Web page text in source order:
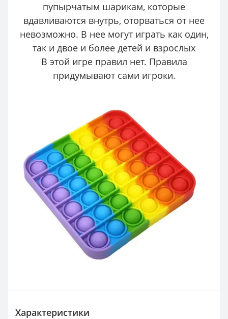
пупырчатым шарикам, которые
вдавливаются внутрь, оторваться от нее
невозможно. В нее могут играть как один,
так и двое и более детей и взрослых
В этой игре правил нет. Правила
придумывают сами игроки.
Характеристики